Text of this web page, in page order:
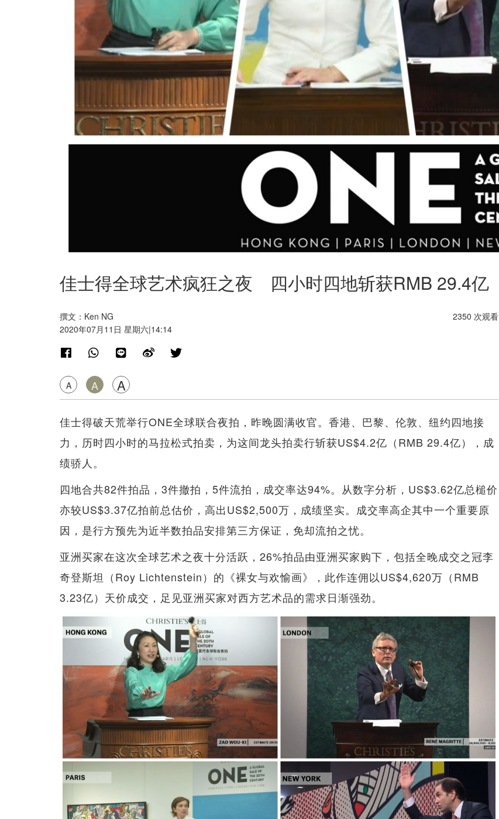
佳士得全球艺术疯狂之夜 四小时四地斩获RMB 29.4亿
撰文：Ken NG
2020年07月11日 星期六|14:14
A A A
2350 次观看
佳士得破天荒举行ONE全球联合夜拍，昨晚圆满收官。香港、巴黎、伦敦、纽约四地接
力，历时四小时的马拉松式拍卖，为这间龙头拍卖行斩获US$4.2亿（RMB 29.4亿），成
绩骄人。
四地合共82件拍品，3件撤拍，5件流拍，成交率达94%。从数字分析，US$3.62亿总槌价
亦较US$3.37亿拍前总估价，高出US$2,500万，成绩坚实。成交率高企其中一个重要原
因，是行方预先为近半数拍品安排第三方保证，免却流拍之忧。
亚洲买家在这次全球艺术之夜十分活跃，26%拍品由亚洲买家购下，包括全晚成交之冠李
奇登斯坦（Roy Lichtenstein）的《裸女与欢愉画》，此作连佣以US$4,620万（RMB
3.23亿）天价成交，足见亚洲买家对西方艺术品的需求日渐强劲。